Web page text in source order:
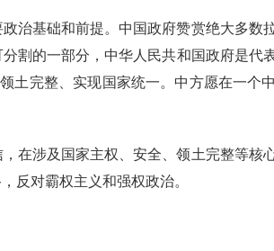
治基础和前提。中国政府赞赏绝大多数
割的一部分，中华人民共和国政府是代
土完整、实现国家统一。中方愿在一个
在涉及国家主权、安全、领土完整等核
反对霸权主义和强权政治。